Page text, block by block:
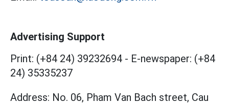
Advertising Support
Print: (+84 24) 39232694 - E-newspaper: (+84
24) 35335237
Address: No. 06, Pham Van Bach street, Cau